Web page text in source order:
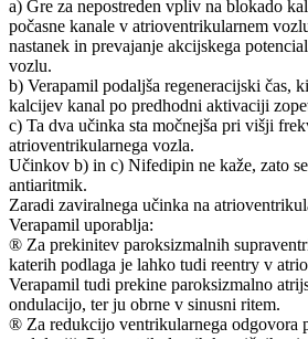
a) Gre za nepostreden vpliv na blokado
počasne kanale v atrioventrikularnem
nastanek in prevajanje akcijskega
vozlu.
b) Verapamil podaljša regeneracijski čas,
kalcijev kanal po predhodni aktivaciji
c) Ta dva učinka sta močnejša pri višji
atrioventrikularnega vozla.
Učinkov b) in c) Nifedipin ne kaže, zato
antiaritmik.
Zaradi zaviralnega učinka na
Verapamil uporablja:
® Za prekinitev paroksizmalnih
katerih podlaga je lahko tudi reentry v
Verapamil tudi prekine paroksizmalno
ondulacijo, ter ju obrne v sinusni ritem.
® Za redukcijo ventrikularnega odgovora